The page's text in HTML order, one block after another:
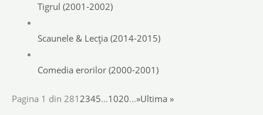
Tigrul (2001-2002)
Scaunele & Lecția (2014-2015)
Comedia erorilor (2000-2001)
Pagina 1 din 2812345...1020...»Ultima »